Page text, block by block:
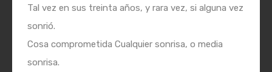
Tal vez en sus treinta años, y rara vez, si alguna vez
sonrió.
Cosa comprometida Cualquier sonrisa, o media
sonrisa.